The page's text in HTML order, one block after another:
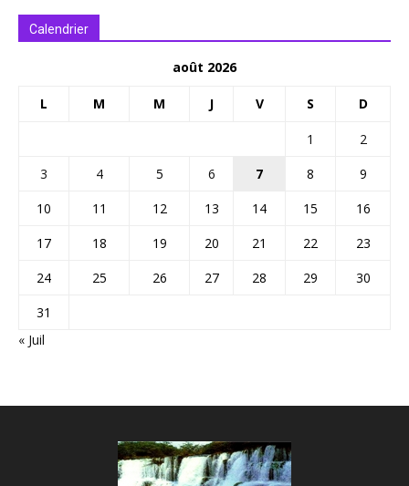
Calendrier
août 2026
L M M J V S D
1
2
3
4 5 6 7 8
9
10
11 12 13 14 15
16
17
18 19 20 21 22
23
24
25 26 27 28 29
30
31
« Juil